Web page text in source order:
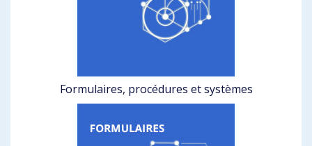
Formulaires, procédures et systèmes